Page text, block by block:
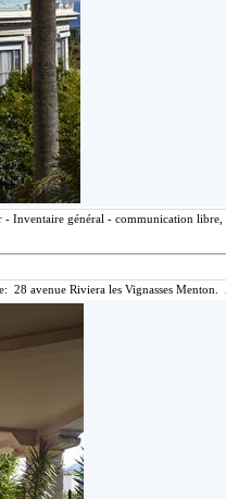
Inventaire général - communication
28 avenue Riviera les Vignasses